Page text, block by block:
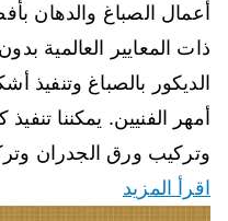
أعمال الصباغ والدهان
ذات المعايير العالمية
الديكور بالصباغ وتنفيذ
أمهر الفنيين. يمكننا
وتركيب ورق الجدران
اقرأ المزيد